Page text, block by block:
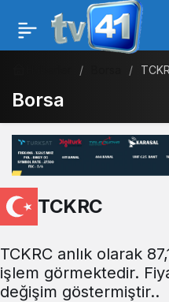
Borsa
TCKRC
TCKRC anlık olarak
işlem görmektedir.
değişim göstermiştir..